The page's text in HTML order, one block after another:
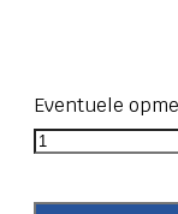
Eventuele
Aluminium
platstaf
T6